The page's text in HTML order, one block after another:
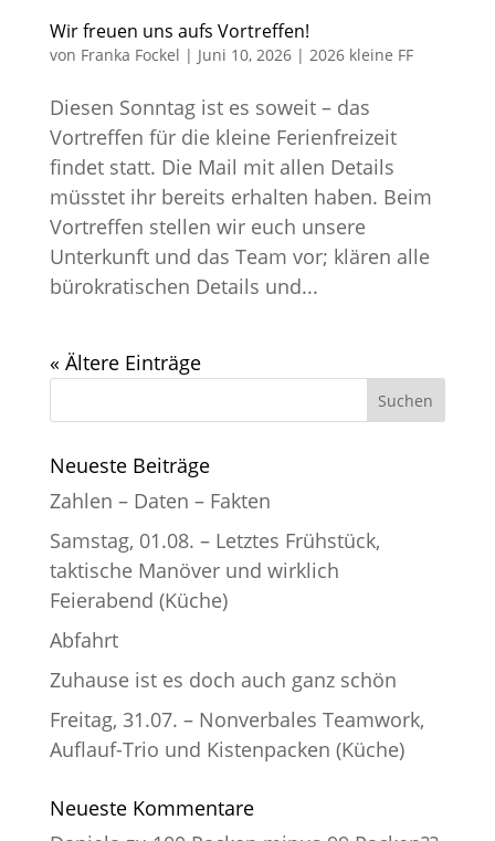
Wir freuen uns aufs Vortreffen!
von Franka Fockel | Juni 10, 2026| 2026 kleine FF
Diesen Sonntag ist es soweit – das
Vortreffen für die kleine Ferienfreizeit
findet statt. Die Mail mit allen Details
müsstet ihr bereits erhalten haben. Beim
Vortreffen stellen wir euch unsere
Unterkunft und das Team vor; klären alle
bürokratischen Details und...
« Ältere Einträge
Neueste Beiträge
Zahlen – Daten – Fakten
Samstag, 01.08. – Letztes Frühstück,
taktische Manöver und wirklich
Feierabend (Küche)
Abfahrt
Zuhause ist es doch auch ganz schön
Freitag, 31.07. – Nonverbales Teamwork,
Auflauf-Trio und Kistenpacken (Küche)
Neueste Kommentare